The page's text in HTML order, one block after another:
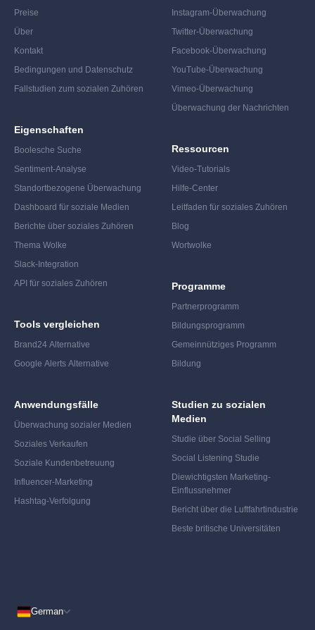
Preise
Über
Kontakt
Bedingungen und Datenschutz
Fallstudien zum sozialen Zuhören
Eigenschaften
Boolesche Suche
Sentiment-Analyse
Standortbezogene Überwachung
Dashboard für soziale Medien
Berichte über soziales Zuhören
Thema Wolke
Slack-Integration
API für soziales Zuhören
Tools vergleichen
Brand24 Alternative
Google Alerts Alternative
Anwendungsfälle
Überwachung sozialer Medien
Soziales Verkaufen
Soziale Kundenbetreuung
Influencer-Marketing
Hashtag-Verfolgung
Instagram-Überwachung
Twitter-Überwachung
Facebook-Überwachung
YouTube-Überwachung
Vimeo-Überwachung
Überwachung der Nachrichten
Ressourcen
Video-Tutorials
Hilfe-Center
Leitfaden für soziales Zuhören
Blog
Wortwolke
Programme
Partnerprogramm
Bildungsprogramm
Gemeinnütziges Programm
Bildung
Studien zu sozialen
Medien
Studie über Social Selling
Social Listening Studie
Diewichtigsten Marketing-
Einflussnehmer
Bericht über die Luftfahrtindustrie
Beste britische Universitäten
German